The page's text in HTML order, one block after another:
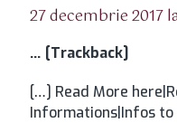
27 decembrie 2017
… [Trackback]
[…] Read More
Informations|Infos to